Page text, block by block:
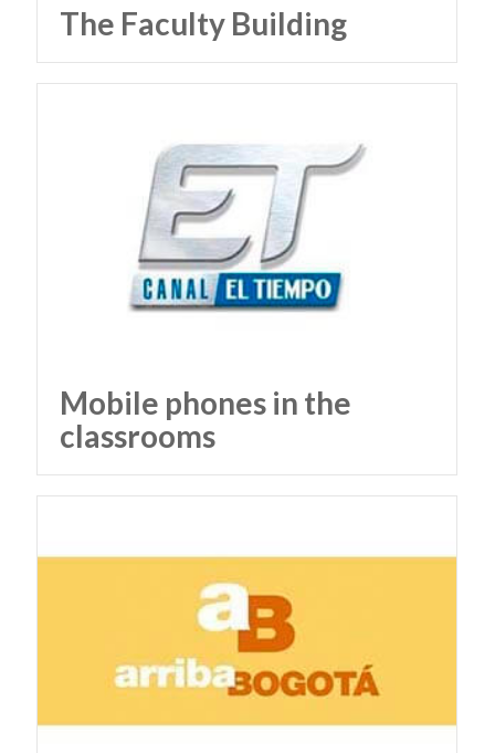
The Faculty Building
Mobile phones in the
classrooms